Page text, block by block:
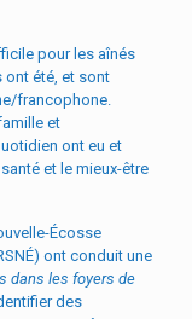
pour les aînés
ont été, et sont
francophone.
et
ont eu et
et le mieux-être
Écosse
ont conduit une
dans les foyers de
des